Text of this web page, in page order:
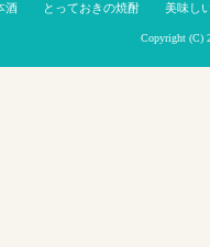
酒 とっておきの焼酎 美味し
Copyright (C)